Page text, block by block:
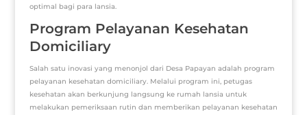
optimal bagi para lansia.
Program Pelayanan Kesehatan
Domiciliary
Salah satu inovasi yang menonjol dari Desa Papayan adalah program
pelayanan kesehatan domiciliary. Melalui program ini, petugas
kesehatan akan berkunjung langsung ke rumah lansia untuk
melakukan pemeriksaan rutin dan memberikan pelayanan kesehatan